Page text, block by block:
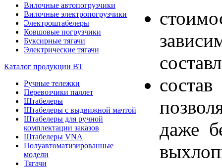
Вилочные автопогрузчики
Вилочные электропогрузчики
Электроштабелеры
Ковшовые погрузчики
Буксирные тягачи
Электрические тягачи
Каталог продукции BT
Ручные тележки
Перевозчики паллет
Штабелеры
Штабелеры с выдвижной мачтой
Штабелеры для ручной
комплектации заказов
Штабелеры VNA
Полуавтоматизированные
модели
Тягачи
даже